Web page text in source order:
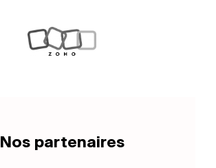
Nos partenaires